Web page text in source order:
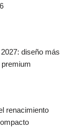
diseño más
renacimiento